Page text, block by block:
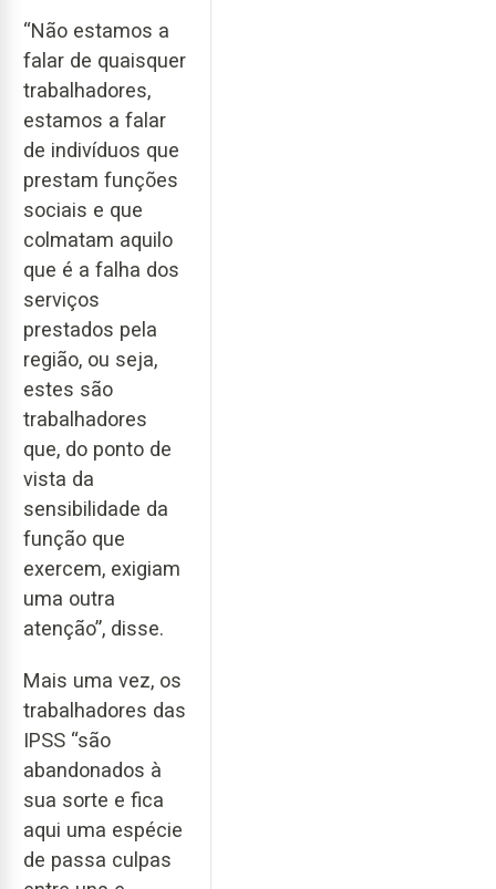
“Não estamos a
falar de quaisquer
trabalhadores,
estamos a falar
de indivíduos que
prestam funções
sociais e que
colmatam aquilo
que é a falha dos
serviços
prestados pela
região, ou seja,
estes são
trabalhadores
que, do ponto de
vista da
sensibilidade da
função que
exercem, exigiam
uma outra
atenção”, disse.
Mais uma vez, os
trabalhadores das
IPSS “são
abandonados à
sua sorte e fica
aqui uma espécie
de passa culpas